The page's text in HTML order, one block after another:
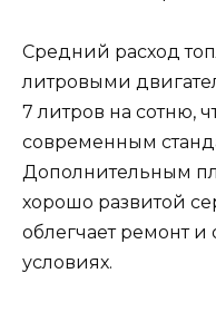
Средний расход
литровыми
7 литров на сотню,
современным
Дополнительным
хорошо развитой
облегчает ремонт
условиях.